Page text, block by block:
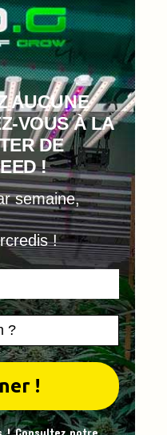
AUCUNE
VOUS À LA
DE
!
semaine,
!